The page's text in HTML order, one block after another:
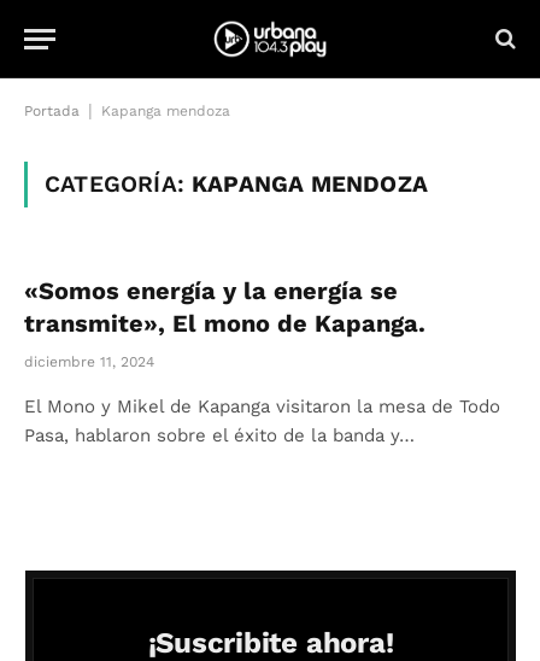
Portada Kapanga mendoza
CATEGORÍA: KAPANGA MENDOZA
«Somos energía y la energía se
transmite», El mono de Kapanga.
diciembre 11, 2024
El Mono y Mikel de Kapanga visitaron la mesa de Todo
Pasa, hablaron sobre el éxito de la banda y…
¡Suscribite ahora!